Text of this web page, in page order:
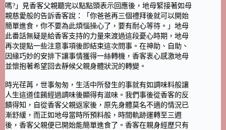
嗎?」見香客父親聽完以點點頭表示回應後，地母緊接著如母
親慈愛般的告訴香客說：「你爸爸再三個禮拜後就可以開始
簡單進食，你不要為此煩惱操心了，要有耐心等待。」地母
此番話無疑是給香客支持的力量來渡過這段憂心時期，地母
再次提點一些注意事項後即結束這次問事。在神助、自助、
因緣巧妙的安排下讓事情獲得一絲轉機，香客衷心感激地母
並懷抱著希望回去靜候父親身體狀況的轉變。
時光荏苒，世事匆匆，生活中所發生的事就有如調味料般讓
人生這道佳餚經過調味後顯得有滋味。我們事後從香客的反
饋得知，自從香客父親返家後，原先身體莫名不適的情況已
漸舒緩，而正如地母當時所預料般，時間軌跡運轉至三週
後，香客父親便已開始能簡單進食了。香客在親身經歷只有